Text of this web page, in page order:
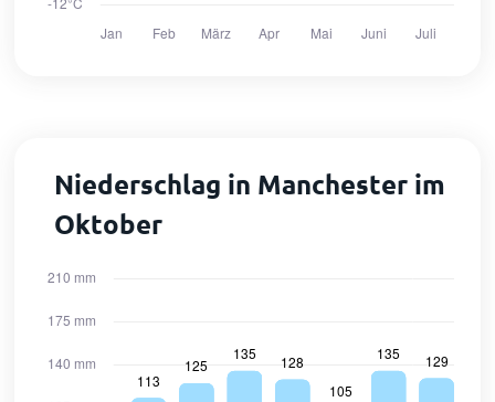
Niederschlag in Manchester im
Oktober